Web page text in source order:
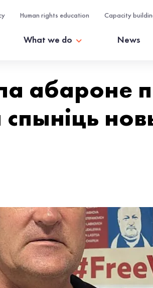
Human rights education Capacity
What we do News
абароне